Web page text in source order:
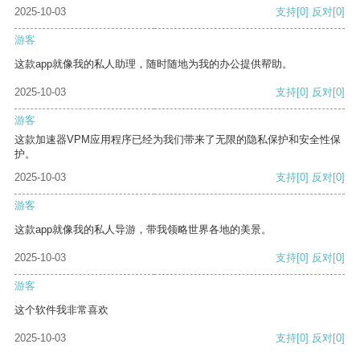
2025-10-03
支持[0] 反对[0]
游客
这款app就像我的私人助理，随时随地为我的办公提供帮助。
2025-10-03 支持[0] 反对[0]
游客
这款加速器VPM应用程序已经为我们带来了无限的隐私保护和安全性保
护。
2025-10-03
支持[0] 反对[0]
游客
这款app就像我的私人导游，带我领略世界各地的美景。
2025-10-03 支持[0] 反对[0]
游客
这个软件我非常喜欢
2025-10-03 支持[0] 反对[0]